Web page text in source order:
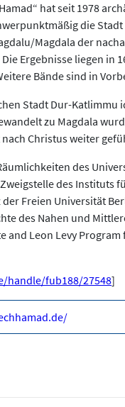
hat seit 1978
die
Magdala der
Ergebnisse liegen in
Bände sind in
Stadt Dur-
zu Magdala
Christus weiter
des
des Instituts
Freien Universität
des Nahen und
and Leon Levy
handle/fub188/27548]